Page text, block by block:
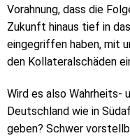
Vorahnung, dass die
Zukunft hinaus tief in
eingegriffen haben, mit
den Kollateralschäden
Wird es also Wahrheits-
Deutschland wie in
geben? Schwer